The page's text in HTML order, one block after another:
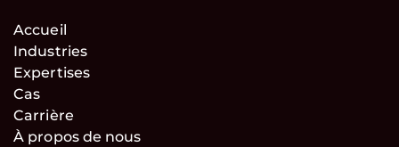
Accueil
Industries
Expertises
Cas
Carrière
À propos de nous